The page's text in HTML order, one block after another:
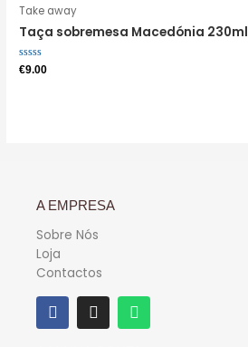
Take away
Taça sobremesa Macedónia 230ml
Avaliação
€9.00
A EMPRESA
Sobre Nós
Loja
Contactos